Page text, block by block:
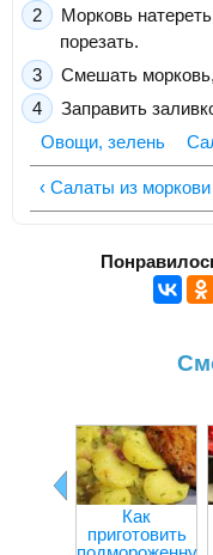
Морковь
порезать.
Смешать
Заправить
Овощи, зелень
‹ Салаты из моркови
Как
приготовить